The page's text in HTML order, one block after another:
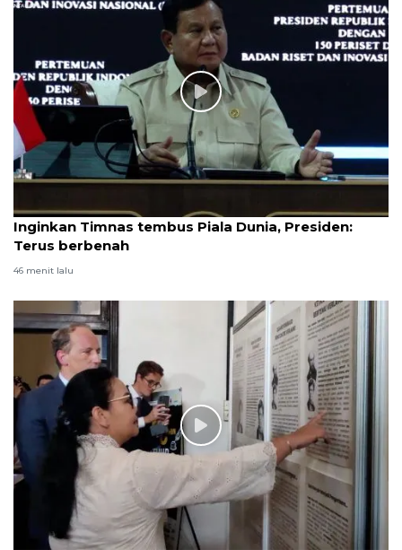
Inginkan Timnas tembus Piala Dunia, Presiden:
Terus berbenah
46 menit lalu